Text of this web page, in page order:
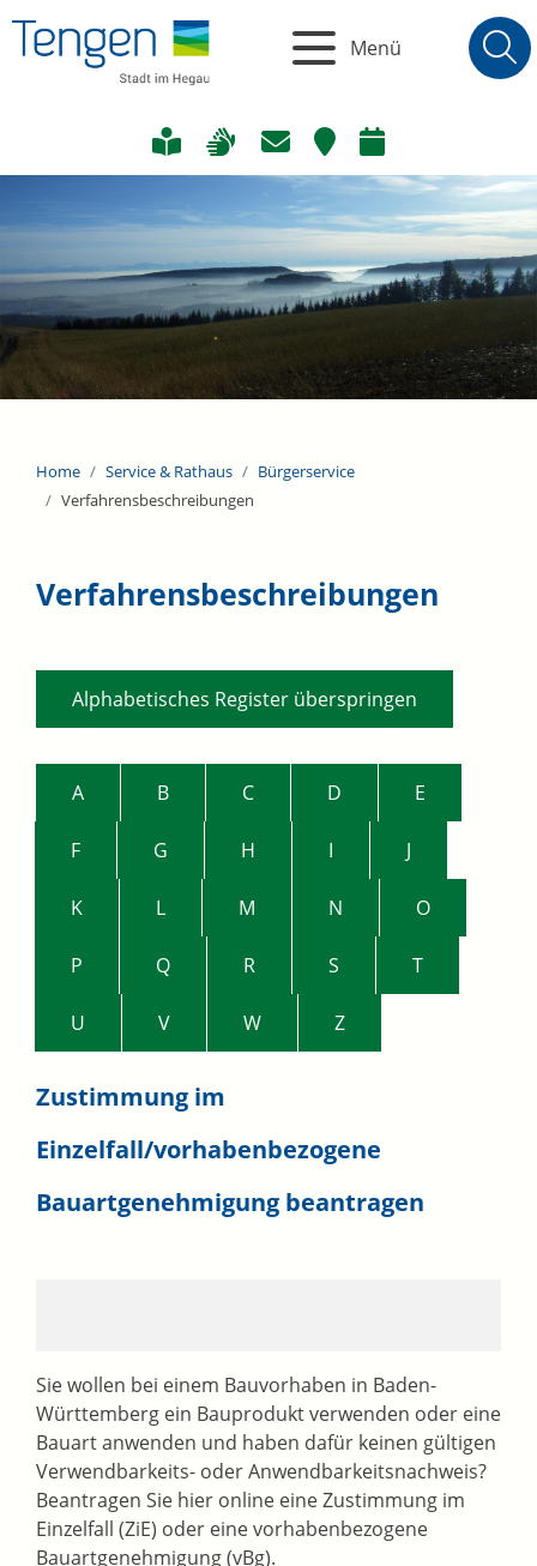
Menü
Home Service & Rathaus
Bürgerservice
Verfahrensbeschreibungen
Verfahrensbeschreibungen
Alphabetisches Register überspringen
A B C D E
F G H I J
K L M N O
P Q R S T
U V W Z
Zustimmung im
Einzelfall/vorhabenbezogene
Bauartgenehmigung beantragen
Sie wollen bei einem Bauvorhaben in Baden-
Württemberg ein Bauprodukt verwenden oder eine
Bauart anwenden und haben dafür keinen gültigen
Verwendbarkeits- oder Anwendbarkeitsnachweis?
Beantragen Sie hier online eine Zustimmung im
Einzelfall (ZiE) oder eine vorhabenbezogene
Bauartgenehmigung (vBg).